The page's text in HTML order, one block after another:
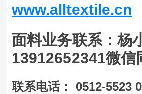
www.alltextile.cn
面料业务联系：杨
13912652341微信
联系电话： 0512-5523